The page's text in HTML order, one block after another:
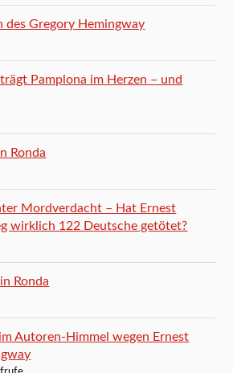
des Gregory Hemingway
Pamplona im Herzen – und
Ronda
Mordverdacht – Hat Ernest
wirklich 122 Deutsche getötet?
Ronda
Autoren-Himmel wegen Ernest